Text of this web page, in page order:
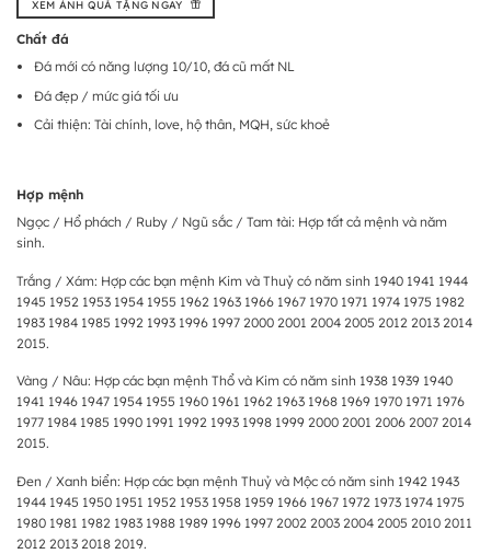
XEM ẢNH QUÀ TẶNG NGAY
Chất đá
Đá mới có năng lượng 10/10, đá cũ mất NL
Đá đẹp / mức giá tối ưu
Cải thiện: Tài chính, love, hộ thân, MQH, sức khoẻ
Hợp mệnh
Ngọc / Hổ phách / Ruby / Ngũ sắc / Tam tài: Hợp tất cả mệnh và năm
sinh.
Trắng / Xám: Hợp các bạn mệnh Kim và Thuỷ có năm sinh 1940 1941 1944
1945 1952 1953 1954 1955 1962 1963 1966 1967 1970 1971 1974 1975 1982
1983 1984 1985 1992 1993 1996 1997 2000 2001 2004 2005 2012 2013 2014
2015.
Vàng / Nâu: Hợp các bạn mệnh Thổ và Kim có năm sinh 1938 1939 1940
1941 1946 1947 1954 1955 1960 1961 1962 1963 1968 1969 1970 1971 1976
1977 1984 1985 1990 1991 1992 1993 1998 1999 2000 2001 2006 2007 2014
2015.
Đen / Xanh biển: Hợp các bạn mệnh Thuỷ và Mộc có năm sinh 1942 1943
1944 1945 1950 1951 1952 1953 1958 1959 1966 1967 1972 1973 1974 1975
1980 1981 1982 1983 1988 1989 1996 1997 2002 2003 2004 2005 2010 2011
2012 2013 2018 2019.